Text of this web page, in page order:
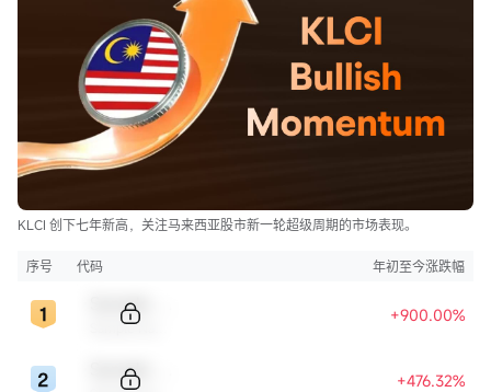
KLCI 创下七年新高，关注马来西亚股市新一轮超级周期的市场表现。
序号 代码 年初至今涨跌幅
+900.00%
+476.32%